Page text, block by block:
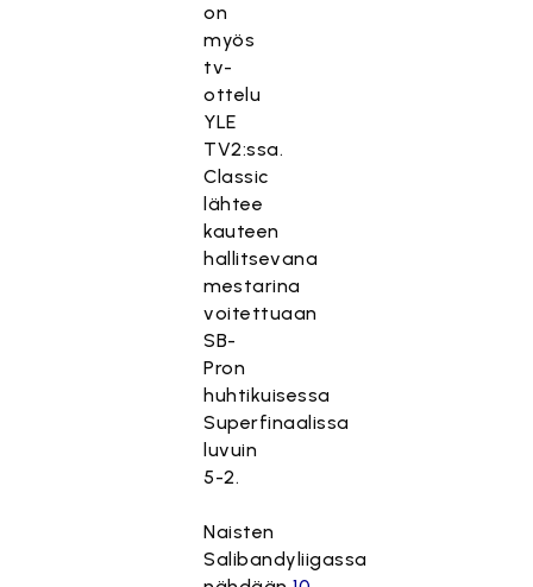
on
myös
tv-
ottelu
YLE
TV2:ssa.
Classic
lähtee
kauteen
hallitsevana
mestarina
voitettuaan
SB-
Pron
huhtikuisessa
Superfinaalissa
luvuin
5-2.
Naisten
Salibandyliigassa